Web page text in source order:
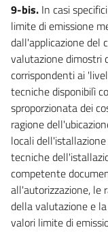
124
125
126
127
128
129
130
131
132
9-bis. In casi
limite di emissione
dall'applicazione del
valutazione dimostri
corrispondenti ai
tecniche disponibilì
sproporzionata dei
ragione
locali
tecniche
competente
all'autorizzazione, le
della valutazione e
valori limite di